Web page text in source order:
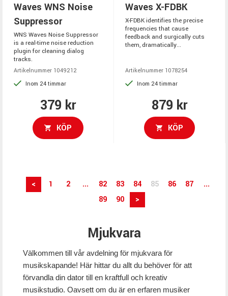
Waves WNS Noise
Suppressor
WNS Waves Noise Suppressor
is a real-time noise reduction
plugin for cleaning dialog
tracks.
Artikelnummer 1049212
Inom 24 timmar
379 kr
KÖP
Waves X-FDBK
X-FDBK identifies the precise
frequencies that cause
feedback and surgically cuts
them, dramatically...
Artikelnummer 1078254
Inom 24 timmar
879 kr
KÖP
< 1 2 ... 82 83 84 85 86 87
...
89
90 >
Mjukvara
Välkommen till vår avdelning för mjukvara för
musikskapande! Här hittar du allt du behöver för att
förvandla din dator till en kraftfull och kreativ
musikstudio. Oavsett om du är en erfaren musiker